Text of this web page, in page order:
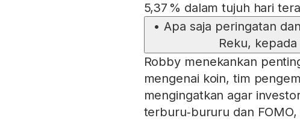
5,37 % dalam tujuh hari
• Apa saja peringatan
Reku,
Robby menekankan
mengenai koin, tim
mengingatkan agar
terburu‑bururu dan